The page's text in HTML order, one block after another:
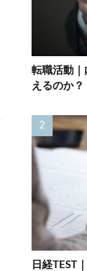
転職活動｜
えるのか？
日経TEST